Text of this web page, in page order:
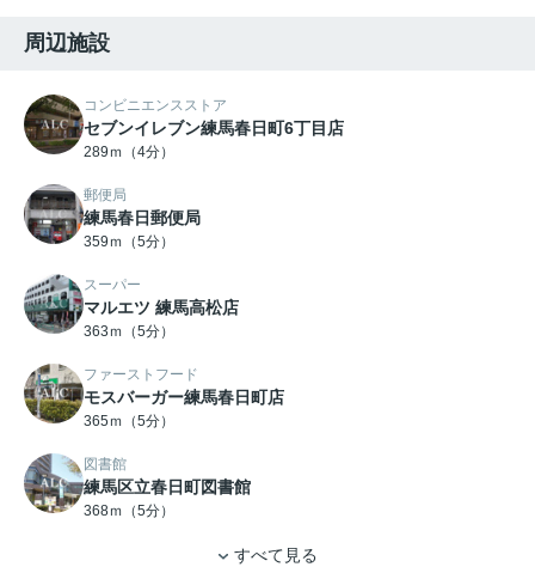
周辺施設
コンビニエンスストア
セブンイレブン練馬春日町6丁目店
289ｍ（4分）
郵便局
練馬春日郵便局
359ｍ（5分）
スーパー
マルエツ 練馬高松店
363ｍ（5分）
ファーストフード
モスバーガー練馬春日町店
365ｍ（5分）
図書館
練馬区立春日町図書館
368ｍ（5分）
すべて見る